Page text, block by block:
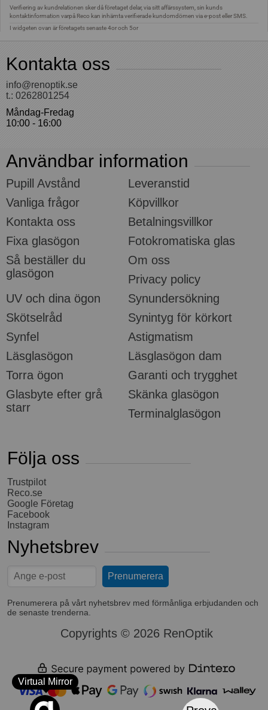
Kontakta oss
info@renoptik.se
t.: 0262801254
Måndag-Fredag
10:00 - 16:00
Användbar information
Pupill Avstånd
Leveranstid
Vanliga frågor
Köpvillkor
Kontakta oss
Betalningsvillkor
Fixa glasögon
Fotokromatiska glas
Så beställer du
glasögon
Om oss
Privacy policy
UV och dina ögon
Synundersökning
Skötselråd
Synintyg för körkort
Synfel
Astigmatism
Läsglasögon
Läsglasögon dam
Torra ögon
Garanti och trygghet
Glasbyte efter grå
starr
Skänka glasögon
Terminalglasögon
Följa oss
Trustpilot
Reco.se
Google Företag
Facebook
Instagram
Nyhetsbrev
Prenumerera på vårt nyhetsbrev med förmånliga erbjudanden och
de senaste trenderna.
Copyrights © 2026 RenOptik
Virtual Mirror